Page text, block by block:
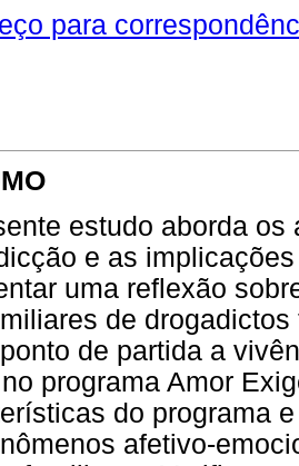
para
estudo aborda
e as
uma reflexão
de
de partida a
programa Amor
do programa
afetivo-